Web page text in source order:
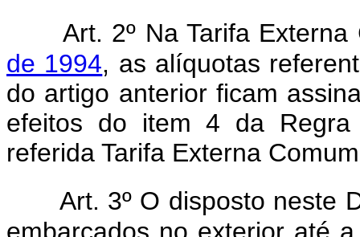
Art. 2º Na Tarifa
de 1994, as alíquotas
do artigo anterior ficam
efeitos do item 4 da Regra
referida Tarifa Externa
Art. 3º O disposto neste